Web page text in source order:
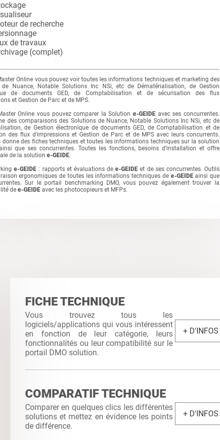
de recherche
de travaux
(complet)
Online vous pouvez voir toutes les informations techniques et marketing des
de Nuance, Notable Solutions Inc NSi, etc de Dématérialisation, de Gestion
de documents GED, de Comptabilisation et de sécurisation des flux
et Gestion de Parc et de MPS.
Online vous pouvez comparer la Solutione-GEIDE avec ses concurrentes.
des comparaisons des Solutions de Nuance, Notable Solutions Inc NSi, etc de
de Gestion électronique de documents GED, de Comptabilisation et de
des flux d'impressions et Gestion de Parc et de MPS avec leurs concurrents.
donne des fiches techniques et toutes les informations techniques sur la solution
que ses concurrentes. Toutes les fonctions, besoins d’installation et offre
de la solution e-GEIDE.
e-GEIDE : rapports et évaluations dee-GEIDE et de ses concurrentes. Outils
ergonomiques de toutes les informations techniques de e-GEIDEainsi que
Sur le portail benchmarking DMO, vous pouvez également trouver la
de e-GEIDE avec les photocopieurs et MFPs.
FICHE TECHNIQUE
Vous trouvez tous les
logiciels/applications qui vous intéressent
en fonction de leur catégorie, leurs
fonctionnalités ou leur compatibilité sur le
portail DMO solution.
+ D'INFOS
COMPARATIF TECHNIQUE
Comparer en quelques clics les différentes
solutions et mettez en évidence les points
de différence.
+ D'INFOS